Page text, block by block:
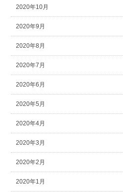
2020年10月
2020年9月
2020年8月
2020年7月
2020年6月
2020年5月
2020年4月
2020年3月
2020年2月
2020年1月